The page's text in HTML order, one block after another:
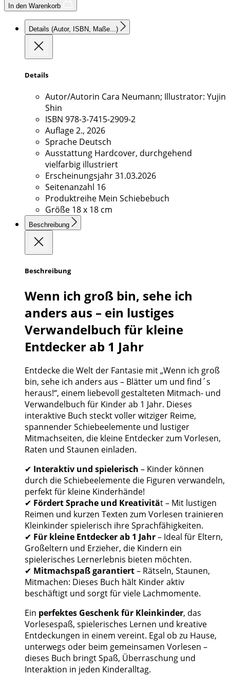
In den Warenkorb
Details (Autor, ISBN, Maße...)
Details
Autor/Autorin Cara Neumann; Illustrator: Yujin
Shin
ISBN 978-3-7415-2909-2
Auflage2., 2026
Sprache Deutsch
Ausstattung Hardcover, durchgehend
vielfarbig illustriert
Erscheinungsjahr31.03.2026
Seitenanzahl 16
Produktreihe Mein Schiebebuch
Größe 18 x 18 cm
Beschreibung
Beschreibung
Wenn ich groß bin, sehe ich
anders aus – ein lustiges
Verwandelbuch für kleine
Entdecker ab 1 Jahr
Entdecke die Welt der Fantasie mit „Wenn ich groß
bin, sehe ich anders aus – Blätter um und find´s
heraus!“, einem liebevoll gestalteten Mitmach- und
Verwandelbuch für Kinder ab 1 Jahr. Dieses
interaktive Buch steckt voller witziger Reime,
spannender Schiebeelemente und lustiger
Mitmachseiten, die kleine Entdecker zum Vorlesen,
Raten und Staunen einladen.
✔ Interaktiv und spielerisch – Kinder können
durch die Schiebeelemente die Figuren verwandeln,
perfekt für kleine Kinderhände!
✔ Fördert Sprache und Kreativität – Mit lustigen
Reimen und kurzen Texten zum Vorlesen trainieren
Kleinkinder spielerisch ihre Sprachfähigkeiten.
✔ Für kleine Entdecker ab 1 Jahr– Ideal für Eltern,
Großeltern und Erzieher, die Kindern ein
spielerisches Lernerlebnis bieten möchten.
✔ Mitmachspaß garantiert– Rätseln, Staunen,
Mitmachen: Dieses Buch hält Kinder aktiv
beschäftigt und sorgt für viele Lachmomente.
Ein perfektes Geschenk für Kleinkinder, das
Vorlesespaß, spielerisches Lernen und kreative
Entdeckungen in einem vereint. Egal ob zu Hause,
unterwegs oder beim gemeinsamen Vorlesen –
dieses Buch bringt Spaß, Überraschung und
Interaktion in jeden Kinderalltag.